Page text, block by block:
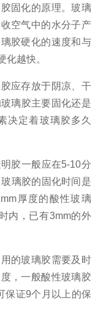
固化的原理。玻璃
空气中的水分子产
胶硬化的速度和与
化越快。
应存放于阴凉、干
璃胶主要固化还是
决定着玻璃胶多久
胶一般应在5-10分
璃胶的固化时间是
厚度的酸性玻璃
内，已有3mm的外
的玻璃胶需要及时
，一般酸性玻璃胶
保证9个月以上的保